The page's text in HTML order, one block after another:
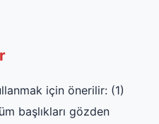
için önerilir: (1)
başlıkları gözden